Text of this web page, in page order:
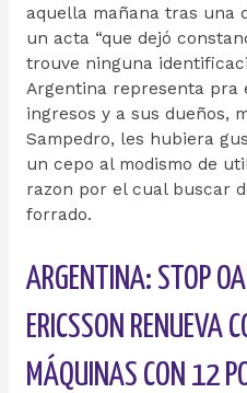
aquella mañana tras una
un acta “que dejó
trouve ninguna
Argentina representa pra
ingresos y a sus dueños,
Sampedro, les hubiera
un cepo al modismo de
razon por el cual buscar
forrado.
ARGENTINA: STOP
ERICSSON RENUEVA
MÁQUINAS CON 12